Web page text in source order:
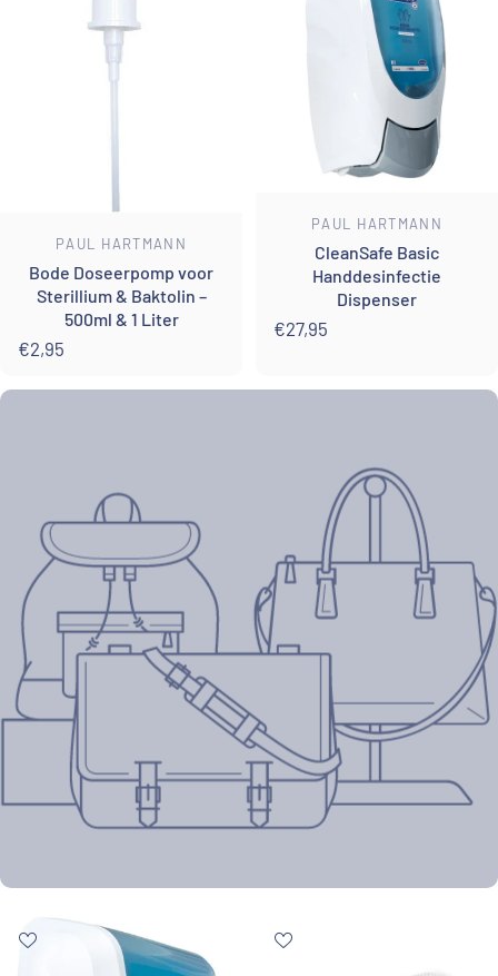
Leverancier:
PAUL HARTMANN
Bode Doseerpomp voor
Sterillium & Baktolin –
500ml & 1 Liter
€2,95
Leverancier:
PAUL HARTMANN
CleanSafe Basic
Handdesinfectie
Dispenser
€27,95